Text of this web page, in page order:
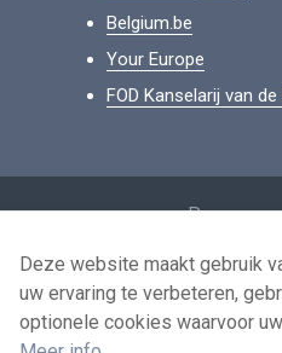
Belgium.be
Your Europe
FOD Kanselarij van
Voorwaarden
Deze website maakt gebruik
uw ervaring te verbeteren,
optionele cookies waarvoor